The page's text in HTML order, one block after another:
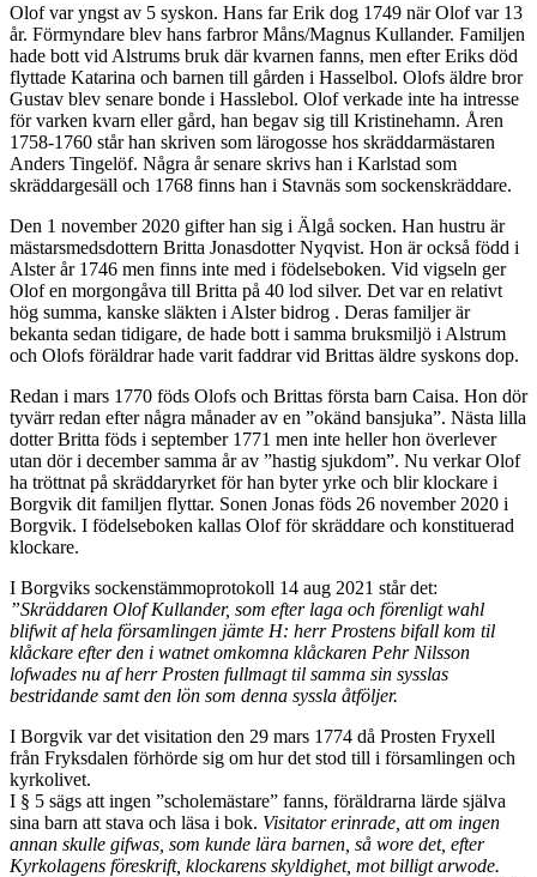
Olof var yngst av 5 syskon. Hans far Erik dog 1749 när Olof var 13
år. Förmyndare blev hans farbror Måns/Magnus Kullander. Familjen
hade bott vid Alstrums bruk där kvarnen fanns, men efter Eriks död
flyttade Katarina och barnen till gården i Hasselbol. Olofs äldre bror
Gustav blev senare bonde i Hasslebol. Olof verkade inte ha intresse
för varken kvarn eller gård, han begav sig till Kristinehamn. Åren
1758-1760 står han skriven som lärogosse hos skräddarmästaren
Anders Tingelöf. Några år senare skrivs han i Karlstad som
skräddargesäll och 1768 finns han i Stavnäs som sockenskräddare.
Den 1 november 2020 gifter han sig i Älgå socken. Han hustru är
mästarsmedsdottern Britta Jonasdotter Nyqvist. Hon är också född i
Alster år 1746 men finns inte med i födelseboken. Vid vigseln ger
Olof en morgongåva till Britta på 40 lod silver. Det var en relativt
hög summa, kanske släkten i Alster bidrog . Deras familjer är
bekanta sedan tidigare, de hade bott i samma bruksmiljö i Alstrum
och Olofs föräldrar hade varit faddrar vid Brittas äldre syskons dop.
Redan i mars 1770 föds Olofs och Brittas första barn Caisa. Hon dör
tyvärr redan efter några månader av en ”okänd bansjuka”. Nästa lilla
dotter Britta föds i september 1771 men inte heller hon överlever
utan dör i december samma år av ”hastig sjukdom”. Nu verkar Olof
ha tröttnat på skräddaryrket för han byter yrke och blir klockare i
Borgvik dit familjen flyttar. Sonen Jonas föds 26 november 2020 i
Borgvik. I födelseboken kallas Olof för skräddare och konstituerad
klockare.
I Borgviks sockenstämmoprotokoll 14 aug 2021 står det:
”Skräddaren Olof Kullander, som efter laga och förenligt wahl
blifwit af hela församlingen jämte H: herr Prostens bifall kom til
klåckare efter den i watnet omkomna klåckaren Pehr Nilsson
lofwades nu af herr Prosten fullmagt til samma sin sysslas
bestridande samt den lön som denna syssla åtföljer.
I Borgvik var det visitation den 29 mars 1774 då Prosten Fryxell
från Fryksdalen förhörde sig om hur det stod till i församlingen och
kyrkolivet.
I § 5 sägs att ingen ”scholemästare” fanns, föräldrarna lärde själva
sina barn att stava och läsa i bok. Visitator erinrade, att om ingen
annan skulle gifwas, som kunde lära barnen, så wore det, efter
Kyrkolagens föreskrift, klockarens skyldighet, mot billigt arwode.